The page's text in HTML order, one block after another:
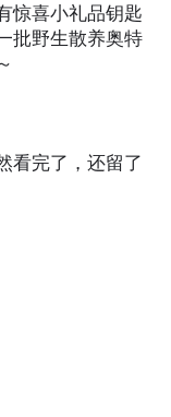
惊喜小礼品钥匙
批野生散养奥特
看完了，还留了